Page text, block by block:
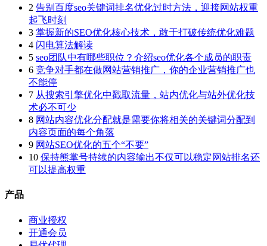
2 告别百度seo关键词排名优化过时方法，迎接网站权重
起飞时刻
3 掌握新的SEO优化核心技术，敢于打破传统优化难题
4 闪电算法解读
5 seo团队中有哪些职位？介绍seo优化各个成员的职责
6 竞争对手都在做网站营销推广，你的企业营销推广也
不能停
7 从搜索引擎优化中戳取流量，站内优化与站外优化技
术必不可少
8 网站内容优化分配就是需要你将相关的关键词分配到
内容页面的每个角落
9 网站SEO优化的五个“不要”
10 保持熊掌号持续的内容输出不仅可以稳定网站排名还
可以提高权重
产品
商业授权
开通会员